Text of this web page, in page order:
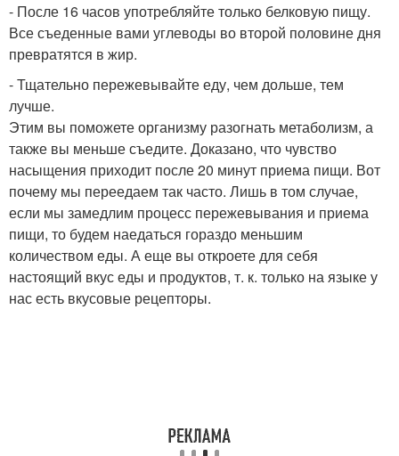
- После 16 часов употребляйте только белковую пищу.
Все съеденные вами углеводы во второй половине дня
превратятся в жир.
- Тщательно пережевывайте еду, чем дольше, тем
лучше.
Этим вы поможете организму разогнать метаболизм, а
также вы меньше съедите. Доказано, что чувство
насыщения приходит после 20 минут приема пищи. Вот
почему мы переедаем так часто. Лишь в том случае,
если мы замедлим процесс пережевывания и приема
пищи, то будем наедаться гораздо меньшим
количеством еды. А еще вы откроете для себя
настоящий вкус еды и продуктов, т. к. только на языке у
нас есть вкусовые рецепторы.